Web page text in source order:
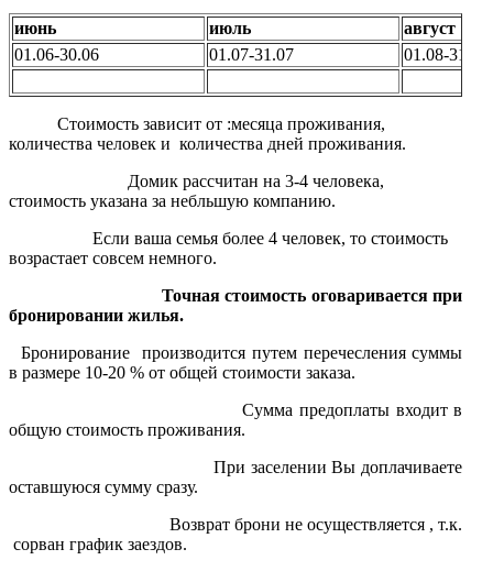
июнь июль
август
01.06-30.06
01.07-31.07 01.08-31.08
Стоимость зависит от :месяца проживания,
количества человек и количества дней проживания.
Домик рассчитан на 3-4 человека,
стоимость указана за небльшую компанию.
Если ваша семья более 4 человек, то стоимость
возрастает совсем немного.
Точная стоимость оговаривается при
бронировании жилья.
Бронирование производится путем перечесления суммы
в размере 10-20 % от общей стоимости заказа.
Сумма предоплаты входит в
общую стоимость проживания.
При заселении Вы доплачиваете
оставшуюся сумму сразу.
Возврат брони не осуществляется , т.к.
сорван график заездов.